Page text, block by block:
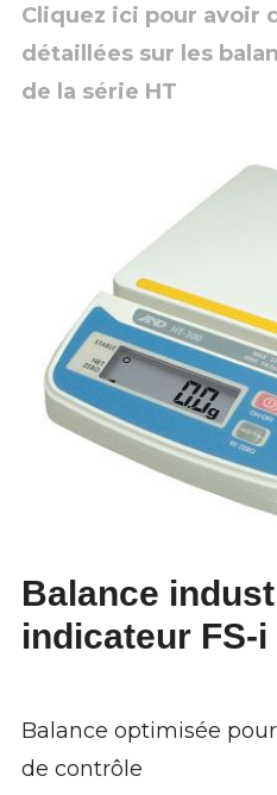
Cliquez ici pour avoir
détaillées sur les
de la série HT
Balance
indicateur FS-i
Balance optimisée
de contrôle